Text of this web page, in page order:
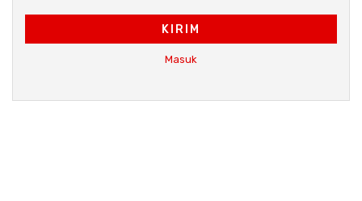
KIRIM
Masuk